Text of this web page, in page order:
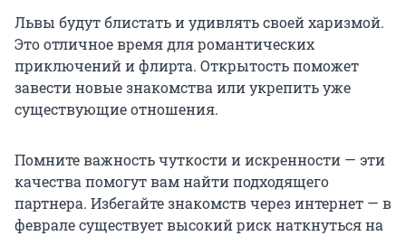
Львы будут блистать и удивлять своей харизмой.
Это отличное время для романтических
приключений и флирта. Открытость поможет
завести новые знакомства или укрепить уже
существующие отношения.
Помните важность чуткости и искренности — эти
качества помогут вам найти подходящего
партнера. Избегайте знакомств через интернет — в
феврале существует высокий риск наткнуться на